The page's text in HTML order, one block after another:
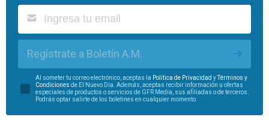
Regístrate a Boletín A.M.
Al someter tu correo electrónico, aceptas la Política de Privacidad yTérminos y
Condiciones de El Nuevo Día. Además, aceptas recibir información u ofertas
especiales de productos o servicios de GFR Media, sus afiliadas o de terceros.
Podrás optar salirte de los boletines en cualquier momento.